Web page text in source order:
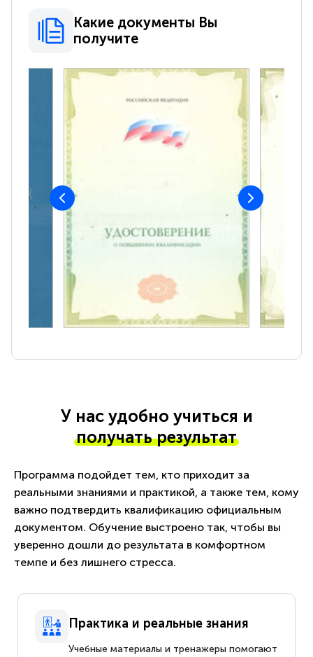
Какие документы Вы
получите
У нас удобно учиться и
получать результат
Программа подойдет тем, кто приходит за
реальными знаниями и практикой, а также тем, кому
важно подтвердить квалификацию официальным
документом. Обучение выстроено так, чтобы вы
уверенно дошли до результата в комфортном
темпе и без лишнего стресса.
Практика и реальные знания
Учебные материалы и тренажеры помогают